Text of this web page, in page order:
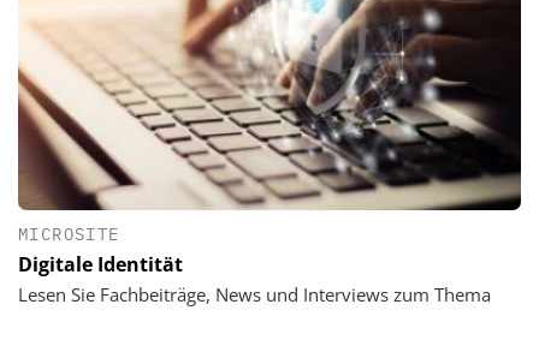
MICROSITE
Digitale Identität
Lesen Sie Fachbeiträge, News und Interviews zum Thema